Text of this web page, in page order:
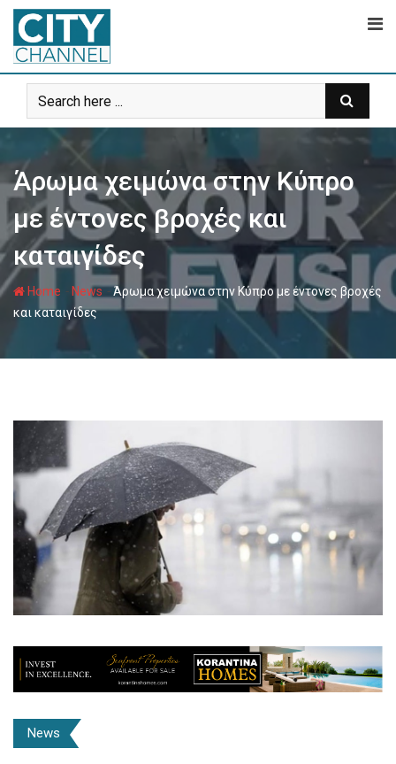
Skip
content
Άρωμα χειμώνα στην Κύπρο
με έντονες βροχές και
καταιγίδες
Home - News-Άρωμα χειμώνα στην Κύπρο με έντονες βροχές
και καταιγίδες
News